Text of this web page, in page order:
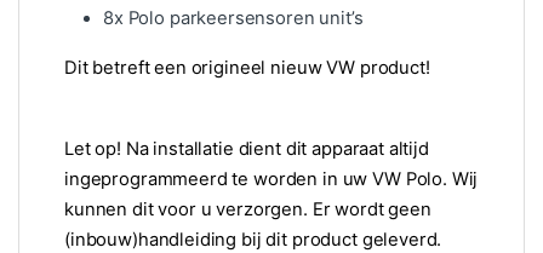
8x Polo parkeersensoren unit’s
Dit betreft een origineel nieuw VW product!
Let op! Na installatie dient dit apparaat altijd
ingeprogrammeerd te worden in uw VW Polo. Wij
kunnen dit voor u verzorgen. Er wordt geen
(inbouw)handleiding bij dit product geleverd.